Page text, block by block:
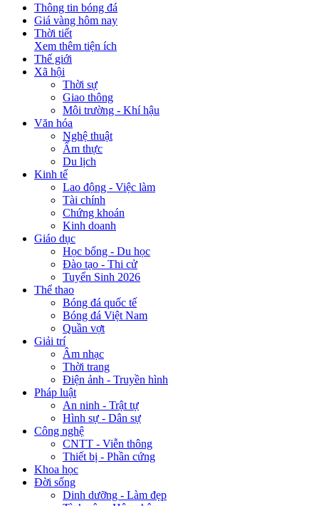
Thông tin bóng đá
Giá vàng hôm nay
Thời tiết
Xem thêm tiện ích
Thế giới
Xã hội
Thời sự
Giao thông
Môi trường - Khí hậu
Văn hóa
Nghệ thuật
Ẩm thực
Du lịch
Kinh tế
Lao động - Việc làm
Tài chính
Chứng khoán
Kinh doanh
Giáo dục
Học bổng - Du học
Đào tạo - Thi cử
Tuyển Sinh 2026
Thể thao
Bóng đá quốc tế
Bóng đá Việt Nam
Quần vợt
Giải trí
Âm nhạc
Thời trang
Điện ảnh - Truyền hình
Pháp luật
An ninh - Trật tự
Hình sự - Dân sự
Công nghệ
CNTT - Viễn thông
Thiết bị - Phần cứng
Khoa học
Đời sống
Dinh dưỡng - Làm đẹp